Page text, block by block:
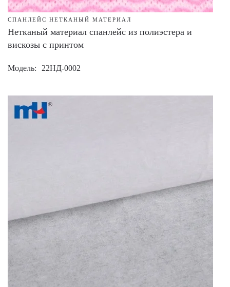
СПАНЛЕЙС НЕТКАНЫЙ МАТЕРИАЛ
Нетканый материал спанлейс из полиэстера и
вискозы с принтом
Модель 22НД-0002